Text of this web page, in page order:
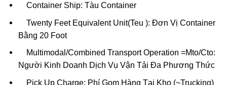
Container Ship: Tàu Container
Twenty Feet Equivalent Unit(Teu ): Đơn Vị Container
Bằng 20 Foot
Multimodal/Combined Transport Operation =Mto/Cto:
Người Kinh Doanh Dịch Vụ Vận Tải Đa Phương Thức
Pick Up Charge: Phí Gom Hàng Tại Kho (~Trucking)